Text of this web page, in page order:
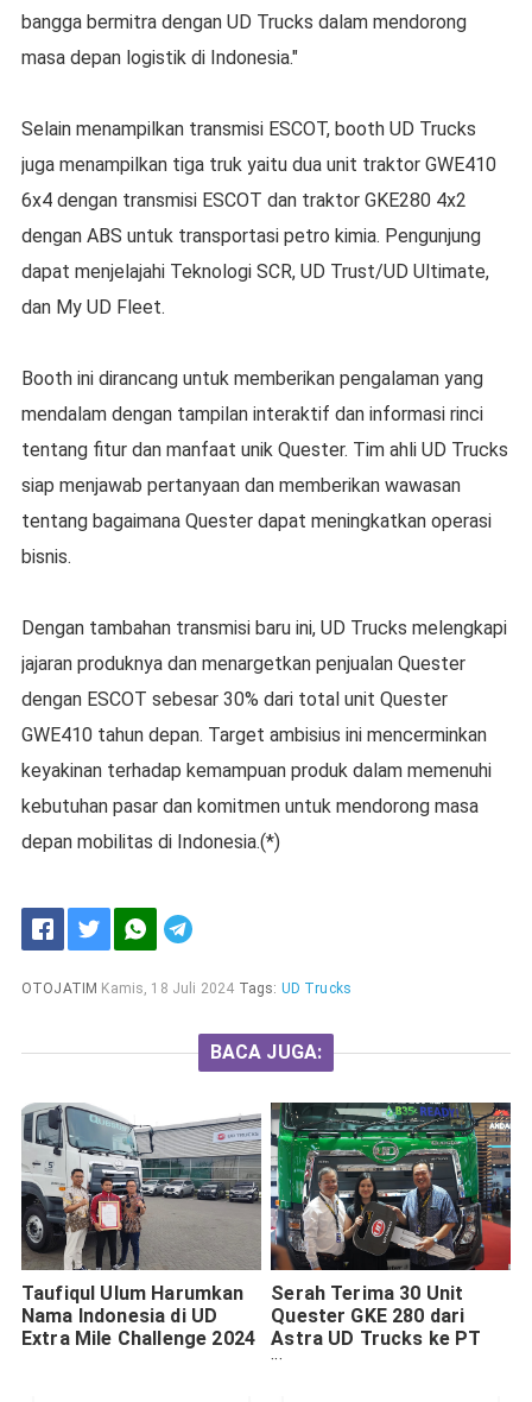
bangga bermitra dengan UD Trucks dalam mendorong
masa depan logistik di Indonesia."
Selain menampilkan transmisi ESCOT, booth UD Trucks
juga menampilkan tiga truk yaitu dua unit traktor GWE410
6x4 dengan transmisi ESCOT dan traktor GKE280 4x2
dengan ABS untuk transportasi petro kimia. Pengunjung
dapat menjelajahi Teknologi SCR, UD Trust/UD Ultimate,
dan My UD Fleet.
Booth ini dirancang untuk memberikan pengalaman yang
mendalam dengan tampilan interaktif dan informasi rinci
tentang fitur dan manfaat unik Quester. Tim ahli UD Trucks
siap menjawab pertanyaan dan memberikan wawasan
tentang bagaimana Quester dapat meningkatkan operasi
bisnis.
Dengan tambahan transmisi baru ini, UD Trucks melengkapi
jajaran produknya dan menargetkan penjualan Quester
dengan ESCOT sebesar 30% dari total unit Quester
GWE410 tahun depan. Target ambisius ini mencerminkan
keyakinan terhadap kemampuan produk dalam memenuhi
kebutuhan pasar dan komitmen untuk mendorong masa
depan mobilitas di Indonesia.(*)
OTOJATIM Kamis, 18 Juli 2024 Tags: UD Trucks
BACA JUGA:
Taufiqul Ulum Harumkan
Nama Indonesia di UD
Extra Mile Challenge 2024
Serah Terima 30 Unit
Quester GKE 280 dari
Astra UD Trucks ke PT
Cakraindo Mitra